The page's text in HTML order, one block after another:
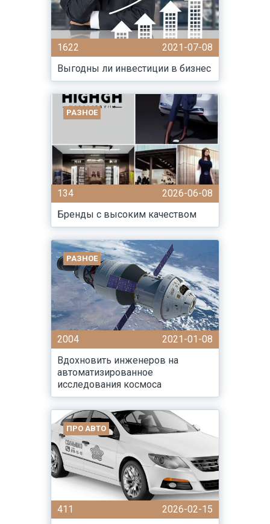
1622
2021-07-08
Выгодны ли инвестиции в бизнес
РАЗНОЕ
134
2026-06-08
Бренды с высоким качеством
РАЗНОЕ
2004
2021-01-08
Вдохновить инженеров на
автоматизированное
исследования космоса
ПРО АВТО
411
2026-02-15